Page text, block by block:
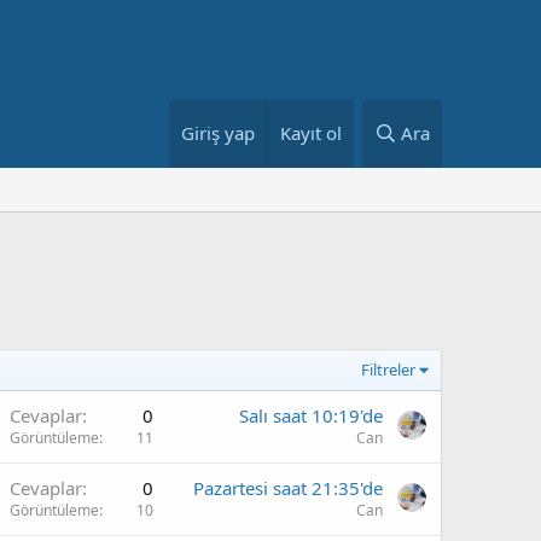
Giriş yap Kayıt ol Ara
Filtreler
Cevaplar 0
Görüntüleme 11
Salı saat 10:19'de
Can
Cevaplar 0
Görüntüleme 10
Pazartesi saat 21:35'de
Can